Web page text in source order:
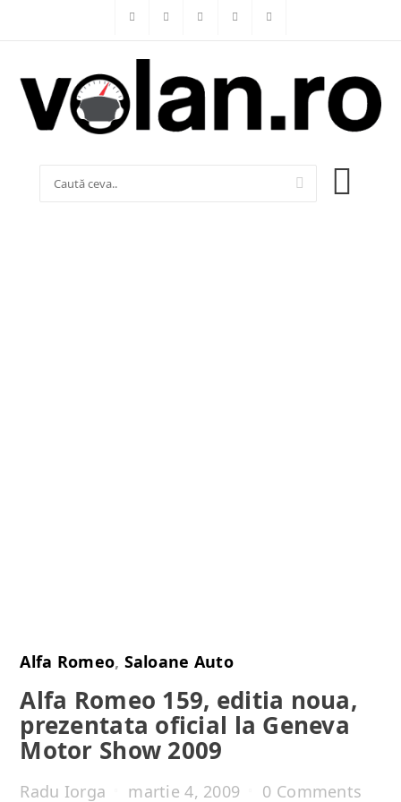
Alfa Romeo, Saloane Auto
Alfa Romeo 159, editia noua,
prezentata oficial la Geneva
Motor Show 2009
Radu Iorga martie 4, 2009 0 Comments